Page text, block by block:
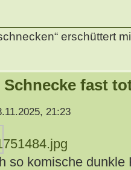
erschüttert
fast
21:23
so komische